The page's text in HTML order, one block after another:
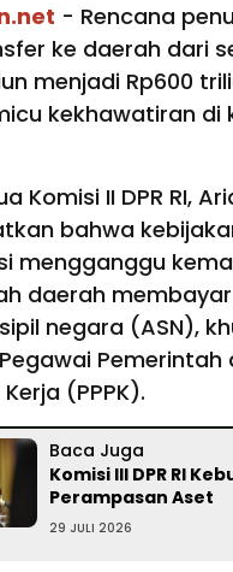
- Rencana
ke daerah dari
menjadi Rp600
kekhawatiran di
Komisi II DPR RI,
bahwa
mengganggu
daerah
negara (ASN),
Pemerintah
(PPPK).
Baca Juga
Komisi III DPR RI
Perampasan Aset
29 JULI 2026